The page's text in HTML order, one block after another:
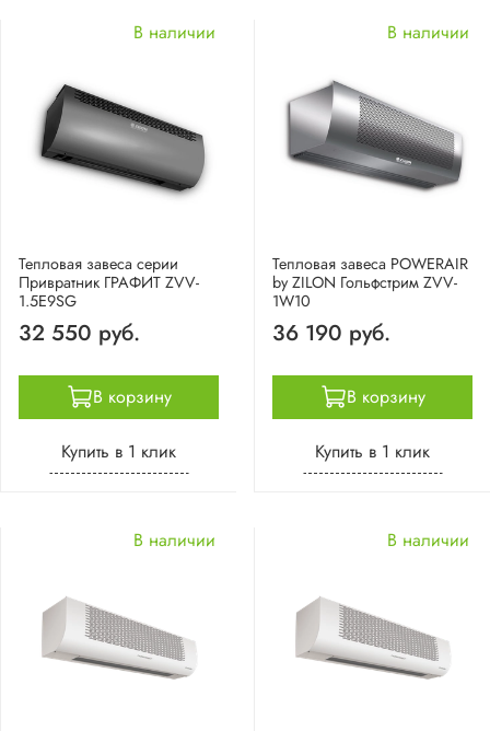
Тепловая завеса серии
Привратник ГРАФИТ ZVV-
1.5E9SG
В наличии
32 550 руб.
В корзину
Купить в 1 клик
Тепловая завеса POWERAIR
by ZILON Гольфстрим ZVV-
1W10
В наличии
36 190 руб.
В корзину
Купить в 1 клик
В наличии В наличии